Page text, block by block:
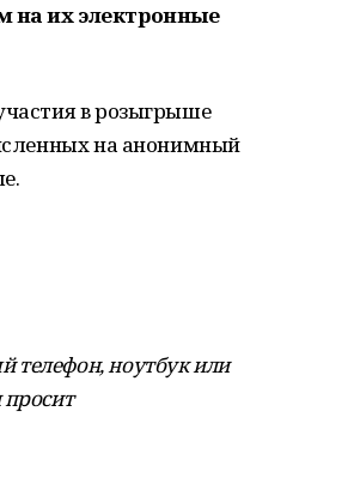
на их электронные
в розыгрыше
на анонимный
телефон, ноутбук или